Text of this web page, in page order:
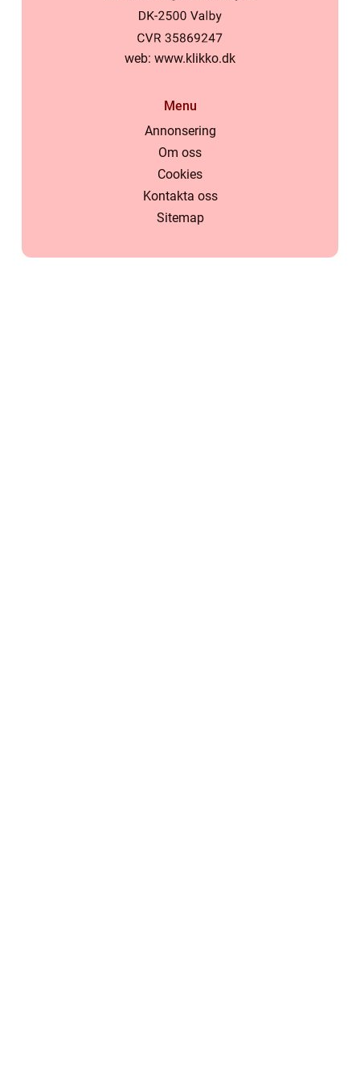
web: www.klikko.dk
Menu
Annonsering
Om oss
Cookies
Kontakta oss
Sitemap